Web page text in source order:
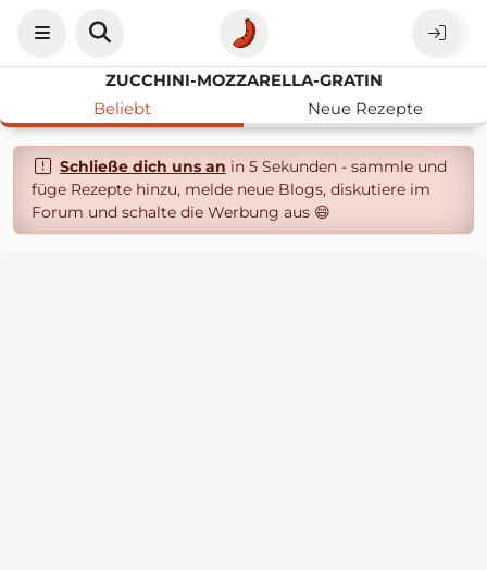
ZUCCHINI-MOZZARELLA-GRATIN
Beliebt
Neue Rezepte
Schließe dich uns an in 5 Sekunden - sammle und
füge Rezepte hinzu, melde neue Blogs, diskutiere im
Forum und schalte die Werbung aus 😄